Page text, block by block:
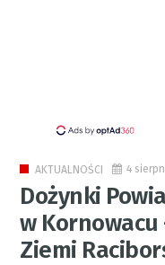
AKTUALNOŚCI 4
Dożynki
w
Ziemi